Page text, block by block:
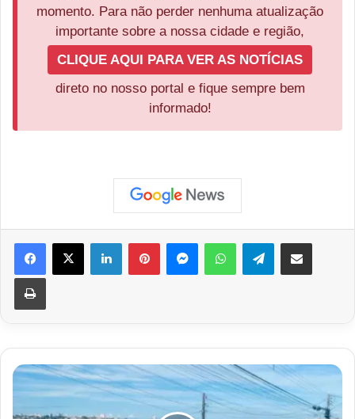
momento. Para não perder nenhuma atualização
importante sobre a nossa cidade e região,
CLIQUE AQUI PARA VER AS NOTÍCIAS
direto no nosso portal e fique sempre bem
informado!
Facebook
X LinkedinPinterestMessengerWhatsAppTelegramCompartilhar via e-mail
Imprimir
Homicídio